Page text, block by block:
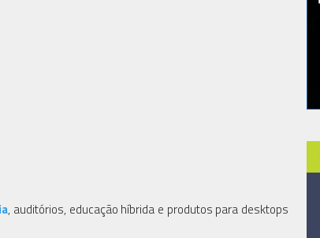
, auditórios, educação híbrida e produtos para desktops